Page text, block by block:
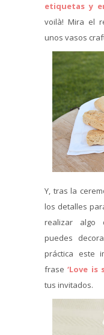
etiquetas y
voilà! Mira el
unos vasos
Y, tras la
los detalles
realizar algo
puedes
práctica este
frase‘Love is
tus invitados.